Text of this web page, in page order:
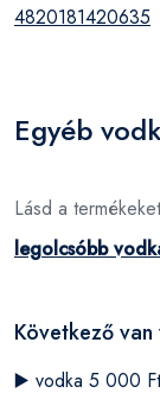
4820181420635
Egyéb
Lásd a
legolcsóbb
Következő
▶️ vodka 5 000